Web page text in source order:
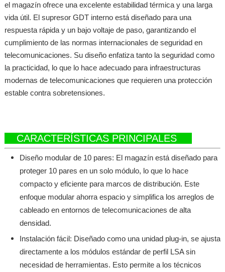
el magazín ofrece una excelente estabilidad térmica y una larga
vida útil. El supresor GDT interno está diseñado para una
respuesta rápida y un bajo voltaje de paso, garantizando el
cumplimiento de las normas internacionales de seguridad en
telecomunicaciones. Su diseño enfatiza tanto la seguridad como
la practicidad, lo que lo hace adecuado para infraestructuras
modernas de telecomunicaciones que requieren una protección
estable contra sobretensiones.
CARACTERÍSTICAS PRINCIPALES
Diseño modular de 10 pares: El magazín está diseñado para
proteger 10 pares en un solo módulo, lo que lo hace
compacto y eficiente para marcos de distribución. Este
enfoque modular ahorra espacio y simplifica los arreglos de
cableado en entornos de telecomunicaciones de alta
densidad.
Instalación fácil: Diseñado como una unidad plug-in, se ajusta
directamente a los módulos estándar de perfil LSA sin
necesidad de herramientas. Esto permite a los técnicos